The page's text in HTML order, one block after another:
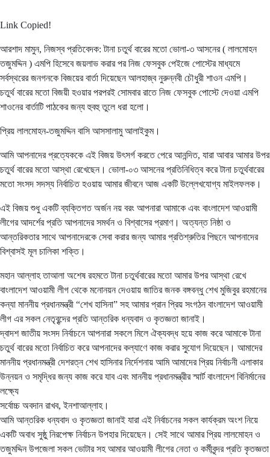
Link Copied!
আরশাদ মামুন, নিজস্ব প্রতিবেদক: টানা চতুর্থ বারের মতো ভোলা-৩ আসনের ( লালমোহন
তজুমদ্দিন ) এমপি হিসেবে জয়লাভ করার পর নিজ ফেসবুক পেইজে পোস্টের মাধ্যমে
সর্বস্থরের জনগনকে বিজয়ের বার্তা দিয়েছেন আলহাজ্ব নুরুন্নবী চৌধুরী শাওন এমপি।
চতুর্থ বারের মতো বিজয়ী হওয়ার পরপরই সোমবার রাতে নিজ ফেসবুক পোস্টে দেওয়া এমপি
শাওনের বার্তাটি পাঠকের জন্য হুবহু তুলে ধরা হলো।
প্রিয় লালমোহন-তজুমদ্দিন বাসি আসসালামু আলাইকুম।
আমি আপনাদের প্রত্যেককে এই বিজয় উৎসর্গ করতে পেরে আনন্দিত, যারা আবার আমার উপর
চতুর্থ বারের মতো আস্থা রেখেছেন। ভোলা-০৩ আসনের প্রতিনিধিত্ব করে টানা চতুর্থবারের
মতো সংসদ সদস্য নির্বাচিত হওয়ায় আমার জীবনে আজ একটি উল্লেখযোগ্য মাইলফলক।
এই বিজয় শুধু একটি ব্যক্তিগত অর্জন নয় বরং আপনারা আমাকে এবং বাংলাদেশ আওয়ামী
লীগের আদর্শের প্রতি আপনাদের সমর্থন ও বিশ্বাসের প্রমাণ। অত্যন্ত নিষ্ঠা ও
আন্তরিকতার সাথে আপনাদেরকে সেবা করার জন্য আমার প্রতিশ্রুতির পিছনে আপনাদের
বিশ্বাসই মূল চালিকা শক্তি।
মহান আল্লাহ তাআলা অশেষ রহমতে টানা চতুর্থবারের মতো আমার উপর আস্থা রেখে
বাংলাদেশ আওয়ামী লীগ থেকে মনোনয়ন দেওয়ায় জাতির জনক বঙ্গবন্ধু শেখ মুজিবুর রহমানের
কন্যা মাননীয় প্রধানমন্ত্রী “শেখ হাসিনা” সহ আমার প্রান প্রিয় সংগঠন বাংলাদেশ আওয়ামী
লীগ এর সকল নেতৃবৃন্দের প্রতি আন্তরিক ধন্যবাদ ও কৃতজ্ঞতা জানাই।
দ্বাদশ জাতীয় সংসদ নির্বাচনে আপনারা সকলে মিলে ঐক্যবদ্ধ হয়ে কাজ করে আমাকে টানা
চতুর্থ বারের মতো নির্বাচিত করে আপনাদের কল্যাণে কাজ করার সু্যোগ দিয়েছেন। আমাদের
মাননীয় প্রধানমন্ত্রী দেশরত্ন শেখ হাসিনার নির্দেশনায় আমি আমাদের প্রিয় নির্বাচনী এলাকার
উন্নয়ন ও সমৃদ্ধির জন্য কাজ করে যাব এবং মাননীয় প্রধানমন্ত্রীর স্মার্ট বাংলাদেশ বিনির্মানের
লক্ষ্যে
সর্বোচ্চ অবদান রাখব, ইনশাআল্লাহ।
আমি আন্তরিক ধন্যবাদ ও কৃতজ্ঞতা জানাই যারা এই নির্বাচনের সকল কার্যক্রম অংশ নিয়ে
একটি অবাধ সুষ্ঠু নিরপেক্ষ নির্বাচন উপহার দিয়েছেন। সেই সাথে আমার প্রিয় লালমোহন ও
তজুমদ্দিন উপজেলা সকল ভোটার সহ আমার আওয়ামী লীগের নেতা ও কর্মীবৃন্দর প্রতি কৃতজ্ঞতা